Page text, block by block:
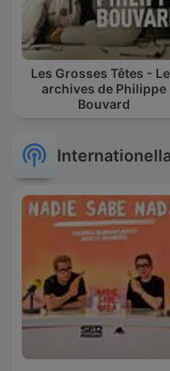
Les Grosses Têtes -
archives de Philippe
Bouvard